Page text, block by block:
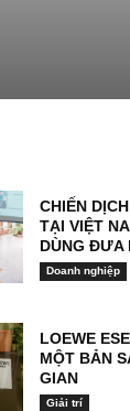
CHIẾN
TẠI VIỆT
DÙNG ĐƯA
Doanh nghiệp
LOEWE
MỘT BẢN
GIAN
Giải trí